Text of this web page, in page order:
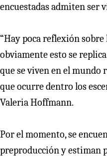
encuestadas admiten ser
“Hay poca reflexión sobre
obviamente esto se
que se viven en el mundo
que ocurre dentro los
Valeria Hoffmann.
Por el momento, se
preproducción y estiman